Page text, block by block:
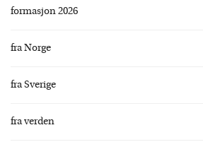
formasjon 2026
fra Norge
fra Sverige
fra verden